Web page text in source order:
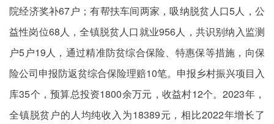
院经济奖补67户；有帮扶车间两家，吸纳脱贫人口5人，公
益性岗位68人，全镇脱贫人口就业956人，共识别纳入监测
户5户19人，通过精准防贫综合保险、特惠保等措施，向保
险公司申报防返贫综合保险理赔10笔。申报乡村振兴项目入
库35个，预算总投资1800余万元，收益村12个。2023年，
全镇脱贫户的人均纯收入为18389元，相比2022年增长了